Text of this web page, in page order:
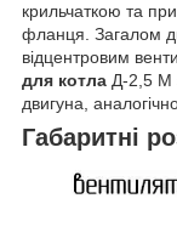
крильчаткою та
фланця. Загалом
відцентровим
для котла Д-2,5 М
двигуна,
Габаритні